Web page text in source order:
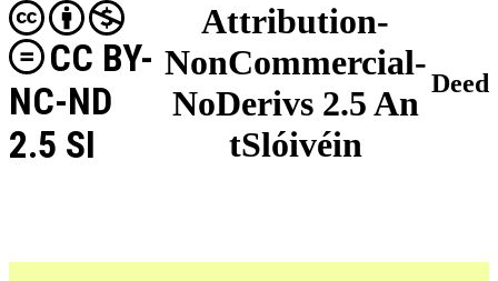
Attribution-
NonCommercial-
NoDerivs 2.5 An
tSlóivéin
CC BY-
NC-ND
2.5 SI
Deed